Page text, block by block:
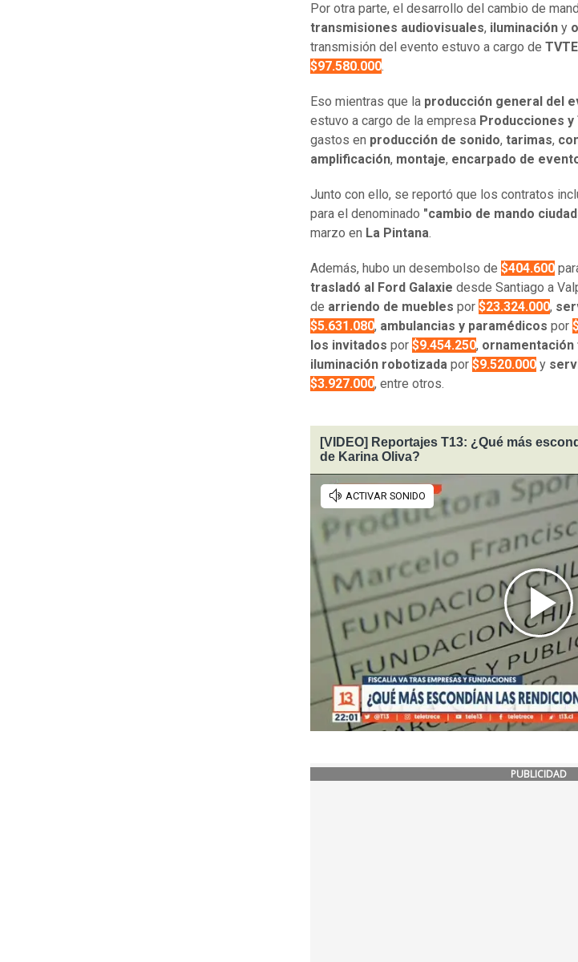
Por otra parte, el desarrollo del cambio de
transmisiones audiovisuales, iluminación y
transmisión del evento estuvo a cargo de
$97.580.000.
Eso mientras que la producción general del
estuvo a cargo de la empresa Producciones y
gastos en producción de sonido, tarimas,
amplificación, montaje, encarpado de
Junto con ello, se reportó que los contratos
para el denominado "cambio de mando
marzo en La Pintana.
Además, hubo un desembolso de $404.600
trasladó al Ford Galaxie desde Santiago a
de arriendo de muebles por $23.324.000,
$5.631.080, ambulancias y paramédicos por
los invitados por $9.454.250, ornamentación
iluminación robotizada por $9.520.000 y
$3.927.000, entre otros.
[VIDEO] Reportajes T13: ¿Qué más
de Karina Oliva?
PUBLICIDAD